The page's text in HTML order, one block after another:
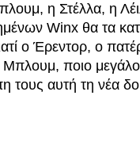
η Στέλλα, η
Winx θα τα
ο Έρεντορ, ο
Μπλουμ, ποιο
τους αυτή τη νέα